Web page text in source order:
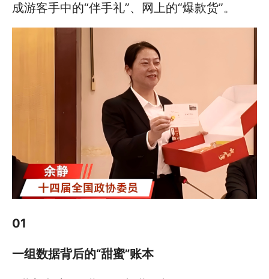
成游客手中的“伴手礼”、网上的“爆款货”。
01
一组数据背后的“甜蜜”账本